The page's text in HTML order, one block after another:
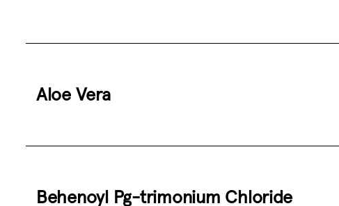
Aloe Vera
Behenoyl Pg-trimonium Chloride